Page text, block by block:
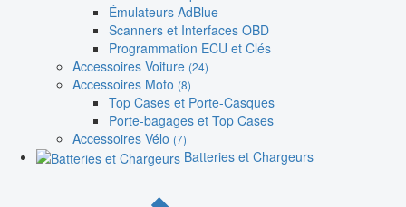
Émulateurs AdBlue
Scanners et Interfaces OBD
Programmation ECU et Clés
Accessoires Voiture (24)
Accessoires Moto (8)
Top Cases et Porte-Casques
Porte-bagages et Top Cases
Accessoires Vélo (7)
Batteries et Chargeurs